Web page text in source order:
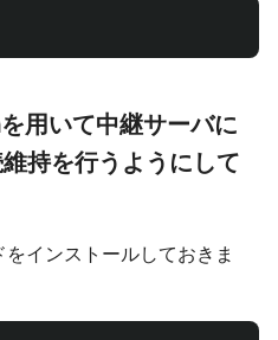
用いて中継サーバに
持を行うようにして
インストールしておきま